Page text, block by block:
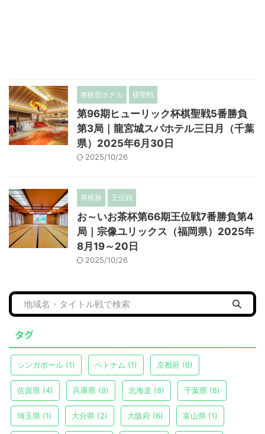
将棋宿ホテル 棋聖戦
第96期ヒューリック杯棋聖戦5番勝負
第3局｜龍宮城スパホテル三日月（千葉
県）2025年6月30日
2025/10/26
将棋旅 王位戦
お～いお茶杯第66期王位戦7番勝負第4
局｜宗像ユリックス（福岡県）2025年
8月19～20日
2025/10/26
タグ
シンガポール (1) ベトナム (1) 京都府 (6)
佐賀県 (4) 兵庫県 (9) 北海道 (8) 千葉県 (8)
埼玉県 (1) 大分県 (2) 大阪府 (6) 富山県 (1)